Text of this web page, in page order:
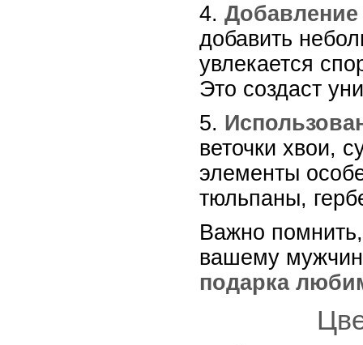
4.
добавить
увлекается
Это создаст
5.
веточки хвои,
элементы
тюльпаны,
Важно
вашему
подарка